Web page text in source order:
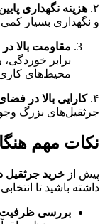
۲. هزینه نگهداری
و نگهداری بسیار کمی
مقاومت بالا
برابر
محیط‌های
۴. کارایی بالا در
جرثقیل‌های بزرگ
نکات مهم
پیش از خرید جرثقیل
داشته باشید تا
بررسی ظرفیت